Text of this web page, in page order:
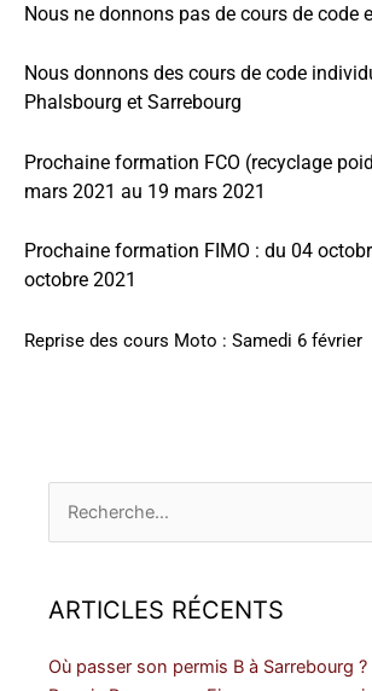
Nous ne donnons pas de cours de code
Nous donnons des cours de code
Phalsbourg et Sarrebourg
Prochaine formation FCO (recyclage
mars 2021 au 19 mars 2021
Prochaine formation FIMO : du 04
octobre 2021
Reprise des cours Moto : Samedi 6 février
Rechercher :
ARTICLES RÉCENTS
Où passer son permis B à Sarrebourg ?